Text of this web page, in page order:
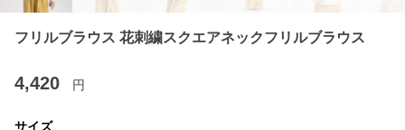
フリルブラウス 花刺繍スクエアネックフリルブラウス
4,420 円
サイズ